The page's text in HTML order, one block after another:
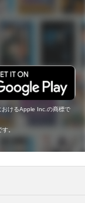
けるApple Inc.の商標で
。